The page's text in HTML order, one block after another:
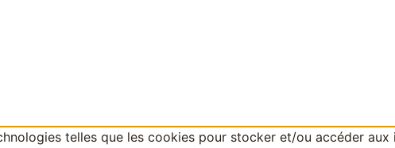
telles que les cookies pour stocker et/ou accéder